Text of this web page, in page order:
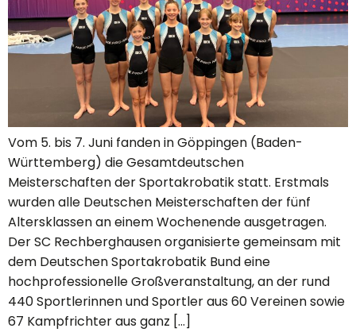
Vom 5. bis 7. Juni fanden in Göppingen (Baden-
Württemberg) die Gesamtdeutschen
Meisterschaften der Sportakrobatik statt. Erstmals
wurden alle Deutschen Meisterschaften der fünf
Altersklassen an einem Wochenende ausgetragen.
Der SC Rechberghausen organisierte gemeinsam mit
dem Deutschen Sportakrobatik Bund eine
hochprofessionelle Großveranstaltung, an der rund
440 Sportlerinnen und Sportler aus 60 Vereinen sowie
67 Kampfrichter aus ganz […]